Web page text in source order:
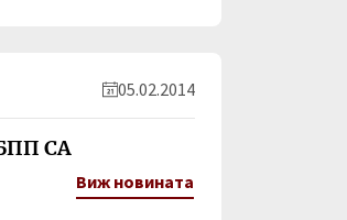
05.02.2014
СА
Виж новината